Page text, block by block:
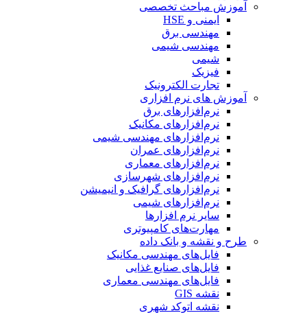
آموزش مباحث تخصصی
ایمنی و HSE
مهندسی برق
مهندسی شیمی
شیمی
فیزیک
تجارت الکترونیک
آموزش های نرم افزاری
نرم‌افزارهای برق
نرم‌افزارهای مکانیک
نرم‌افزارهای مهندسی شیمی
نرم‌افزارهای عمران
نرم‌افزارهای معماری
نرم‌افزارهای شهرسازی
نرم‌افزارهای گرافیک و انیمیشن
نرم‌افزارهای شیمی
سایر نرم افزارها
مهارت‌های کامپیوتری
طرح و نقشه و بانک داده
فایل‌های مهندسی مکانیک
فایل‌های صنایع غذایی
فایل‌های مهندسی معماری
نقشه GIS
نقشه اتوکد شهری